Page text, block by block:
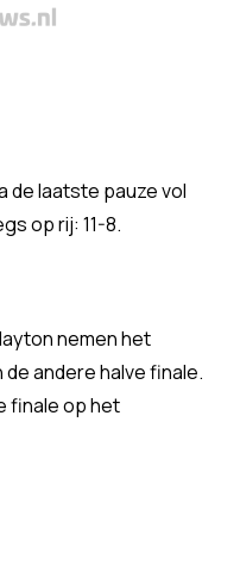
de laatste pauze vol
op rij: 11-8.
nemen het
andere halve finale.
finale op het